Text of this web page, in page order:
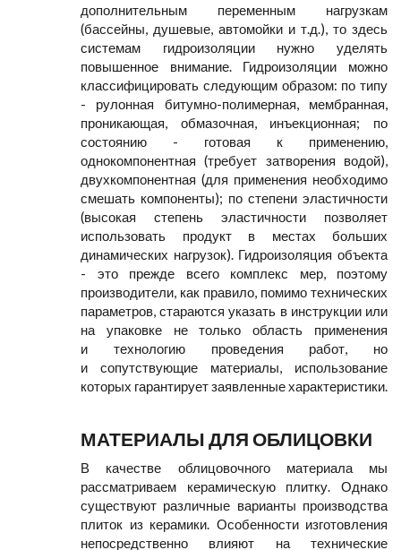
дополнительным переменным нагрузкам
(бассейны, душевые, автомойки и т.д.), то здесь
системам гидроизоляции нужно уделять
повышенное внимание. Гидроизоляции можно
классифицировать следующим образом: по типу
- рулонная битумно-полимерная, мембранная,
проникающая, обмазочная, инъекционная; по
состоянию - готовая к применению,
однокомпонентная (требует затворения водой),
двухкомпонентная (для применения необходимо
смешать компоненты); по степени эластичности
(высокая степень эластичности позволяет
использовать продукт в местах больших
динамических нагрузок). Гидроизоляция объекта
- это прежде всего комплекс мер, поэтому
производители, как правило, помимо технических
параметров, стараются указать в инструкции или
на упаковке не только область применения
и технологию проведения работ, но
и сопутствующие материалы, использование
которых гарантирует заявленные характеристики.
МАТЕРИАЛЫ ДЛЯ ОБЛИЦОВКИ
В качестве облицовочного материала мы
рассматриваем керамическую плитку. Однако
существуют различные варианты производства
плиток из керамики. Особенности изготовления
непосредственно влияют на технические